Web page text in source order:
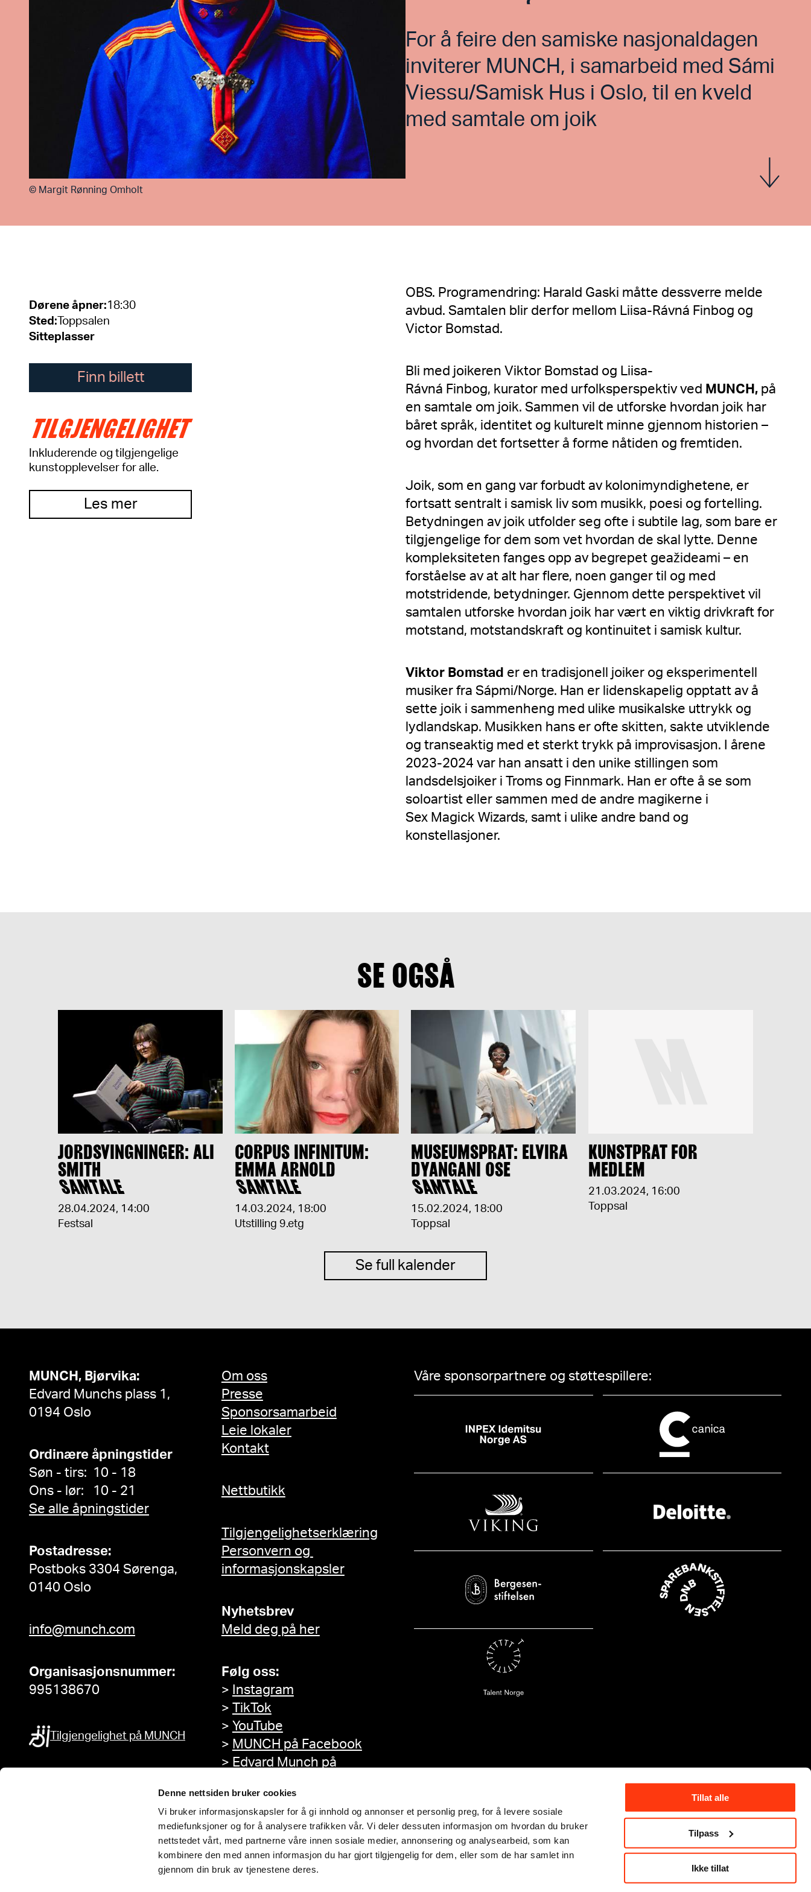
Denne nettsiden bruker cookies
Vi bruker informasjonskapsler for å gi innhold og annonser et personlig preg, for å levere sosiale
mediefunksjoner og for å analysere trafikken vår. Vi deler dessuten informasjon om hvordan du bruker
nettstedet vårt, med partnerne våre innen sosiale medier, annonsering og analysearbeid, som kan
kombinere den med annen informasjon du har gjort tilgjengelig for dem, eller som de har samlet inn
gjennom din bruk av tjenestene deres.
Tillat alle
Tilpass
Ikke tillat
For å feire den samiske nasjonaldagen
inviterer MUNCH, i samarbeid med Sámi
Viessu/Samisk Hus i Oslo, til en kveld
med samtale om joik
Vis mer
© Margit Rønning Omholt
Dørene åpner:18:30
Sted : Toppsalen
Sitteplasser
Finn billett
TILGJENGELIGHET
Inkluderende og tilgjengelige
kunstopplevelser for alle.
Les mer
OBS. Programendring: Harald Gaski måtte dessverre melde
avbud. Samtalen blir derfor mellom Liisa-Rávná Finbog og
Victor Bomstad.
Bli med joikeren Viktor Bomstad og Liisa-
Rávná Finbog, kurator med urfolksperspektiv ved MUNCH, på
en samtale om joik. Sammen vil de utforske hvordan joik har
båret språk, identitet og kulturelt minne gjennom historien –
og hvordan det fortsetter å forme nåtiden og fremtiden.
Joik, som en gang var forbudt av kolonimyndighetene, er
fortsatt sentralt i samisk liv som musikk, poesi og fortelling.
Betydningen av joik utfolder seg ofte i subtile lag, som bare er
tilgjengelige for dem som vet hvordan de skal lytte. Denne
kompleksiteten fanges opp av begrepet geažideami – en
forståelse av at alt har flere, noen ganger til og med
motstridende, betydninger. Gjennom dette perspektivet vil
samtalen utforske hvordan joik har vært en viktig drivkraft for
motstand, motstandskraft og kontinuitet i samisk kultur.
Viktor Bomstad er en tradisjonell joiker og eksperimentell
musiker fra Sápmi/Norge. Han er lidenskapelig opptatt av å
sette joik i sammenheng med ulike musikalske uttrykk og
lydlandskap. Musikken hans er ofte skitten, sakte utviklende
og transeaktig med et sterkt trykk på improvisasjon. I årene
2023-2024 var han ansatt i den unike stillingen som
landsdelsjoiker i Troms og Finnmark. Han er ofte å se som
soloartist eller sammen med de andre magikerne i
Sex Magick Wizards, samt i ulike andre band og
konstellasjoner.
SE OGSÅ
JORDSVINGNINGER: ALI
SMITH
SAMTALE
28.04.2024, 14:00
Festsal
CORPUS INFINITUM:
EMMA ARNOLD
SAMTALE
14.03.2024, 18:00
Utstilling 9.etg
MUSEUMSPRAT: ELVIRA
DYANGANI OSE
SAMTALE
15.02.2024, 18:00
Toppsal
KUNSTPRAT FOR
MEDLEM
21.03.2024, 16:00
Toppsal
Se full kalender
MUNCH, Bjørvika:
Edvard Munchs plass 1,
0194 Oslo
Ordinære åpningstider
Søn - tirs: 10 - 18
Ons - lør: 10 - 21
Se alle åpningstider
Postadresse:
Postboks 3304 Sørenga,
0140 Oslo
info@munch.com
Organisasjonsnummer:
995138670
Tilgjengelighet på MUNCH
Om oss
Presse
Sponsorsamarbeid
Leie lokaler
Kontakt
Nettbutikk
Tilgjengelighetserklæring
Personvern og
informasjonskapsler
Nyhetsbrev
Meld deg på her
Følg oss:
> Instagram
> TikTok
> YouTube
> MUNCH på Facebook
> Edvard Munch på
Våre sponsorpartnere og støttespillere: